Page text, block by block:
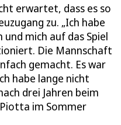
erwartet, dass es so
zu. „Ich habe
mich auf das Spiel
Die Mannschaft
gemacht. Es war
habe lange nicht
drei Jahren beim
im Sommer